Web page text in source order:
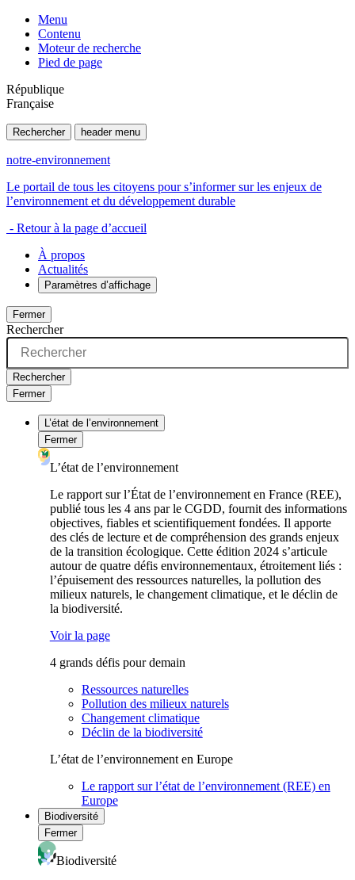
Menu
Contenu
Moteur de recherche
Pied de page
République
Française
Rechercher header menu
notre-environnement
Le portail de tous les citoyens pour s’informer sur les enjeux de
l’environnement et du développement durable
- Retour à la page d’accueil
À propos
Actualités
Paramètres d’affichage
Fermer
Rechercher
Rechercher
Fermer
L’état de l’environnement
Fermer
L’état de l’environnement
Le rapport sur l’État de l’environnement en France (REE),
publié tous les 4 ans par le CGDD, fournit des informations
objectives, fiables et scientifiquement fondées. Il apporte
des clés de lecture et de compréhension des grands enjeux
de la transition écologique. Cette édition 2024 s’articule
autour de quatre défis environnementaux, étroitement liés :
l’épuisement des ressources naturelles, la pollution des
milieux naturels, le changement climatique, et le déclin de
la biodiversité.
Voir la page
4 grands défis pour demain
Ressources naturelles
Pollution des milieux naturels
Changement climatique
Déclin de la biodiversité
L’état de l’environnement en Europe
Le rapport sur l’état de l’environnement (REE) en
Europe
Biodiversité
Fermer
Biodiversité